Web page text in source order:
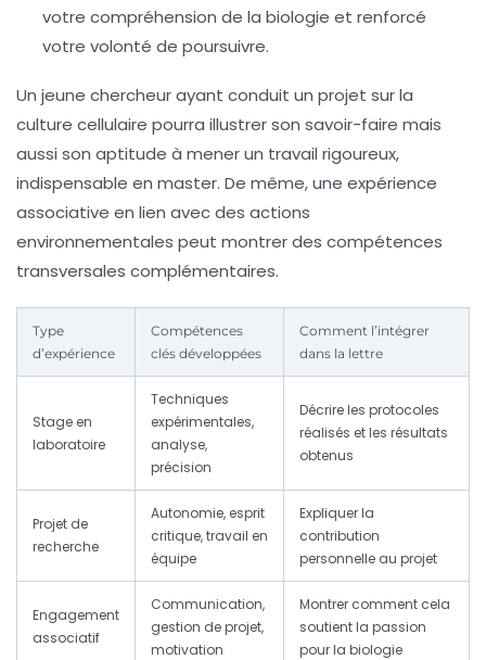
votre compréhension de la biologie et renforcé
votre volonté de poursuivre.
Un jeune chercheur ayant conduit un projet sur la
culture cellulaire pourra illustrer son savoir-faire mais
aussi son aptitude à mener un travail rigoureux,
indispensable en master. De même, une expérience
associative en lien avec des actions
environnementales peut montrer des compétences
transversales complémentaires.
Type
d’expérience
Compétences
clés développées
Comment l’intégrer
dans la lettre
Stage en
laboratoire
Techniques
expérimentales,
analyse,
précision
Décrire les protocoles
réalisés et les résultats
obtenus
Projet de
recherche
Autonomie, esprit
critique, travail en
équipe
Expliquer la
contribution
personnelle au projet
Engagement
associatif
Communication,
gestion de projet,
motivation
Montrer comment cela
soutient la passion
pour la biologie